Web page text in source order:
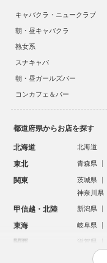
キャバクラ・ニュークラブ
朝・昼キャバクラ
熟女系
スナキャバ
朝・昼ガールズバー
コンカフェ＆バー
都道府県からお店を探す
北海道 北海道
東北 青森県
関東 茨城県
神奈川県
甲信越・北陸 新潟県
東海 岐阜県
関西 滋賀県
鳥取県